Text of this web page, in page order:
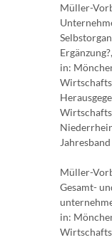
Müller-
Ergänzung?,
in:
Müller-
Gesamt-
in: